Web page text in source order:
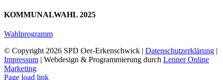
KOMMUNALWAHL 2025
Wahlprogramm
© Copyright 2026 SPD Oer-Erkenschwick | Datenschutzerklärung |
Impressum | Webdesign & Programmierung durch Lenner Online
Marketing
Page load link